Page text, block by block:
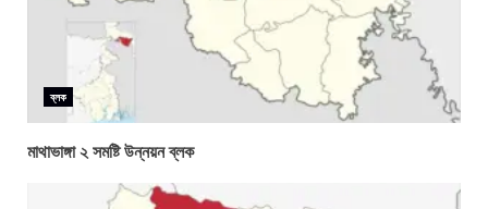
ব্লক
মাথাভাঙ্গা ২ সমষ্টি উন্নয়ন ব্লক